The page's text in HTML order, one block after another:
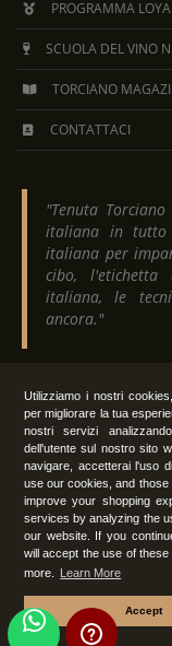
Utilizziamo i nostri
per migliorare la tua
nostri servizi
dell'utente sul nostro sito
navigare, accetterai l'uso
use our cookies, and those
improve your shopping
services by analyzing the
our website. If you
will accept the use of
more.
Learn More
Accept
PROGRAMMA
SCUOLA DEL VINO
TORCIANO
CONTATTACI
"Tenuta
italiana in tutto
italiana per
cibo, l'etichetta
italiana, le
ancora."
Via Crocetta 16, Loc.
Tutti i diritti sono riservati
TENUTA
P.IVA:
Sede: SAN GIMIGNANO